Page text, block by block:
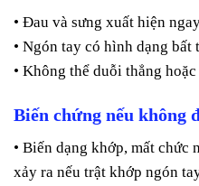
• Đau và sưng xuất hiện
• Ngón tay có hình dạng bất
• Không thể duỗi thẳng
Biến chứng nếu không
• Biến dạng khớp, mất chức
xảy ra nếu trật khớp ngón